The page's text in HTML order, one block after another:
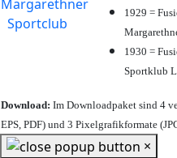
1929 =
1930 =
Sportklub
Download: Im Downloadpaket sind 4
EPS, PDF) und 3 Pixelgrafikformate
×